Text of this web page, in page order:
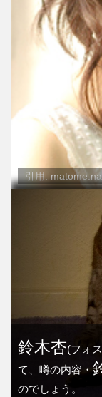
引用:
鈴木杏(フォ
て、噂の内容・
のでしょう。